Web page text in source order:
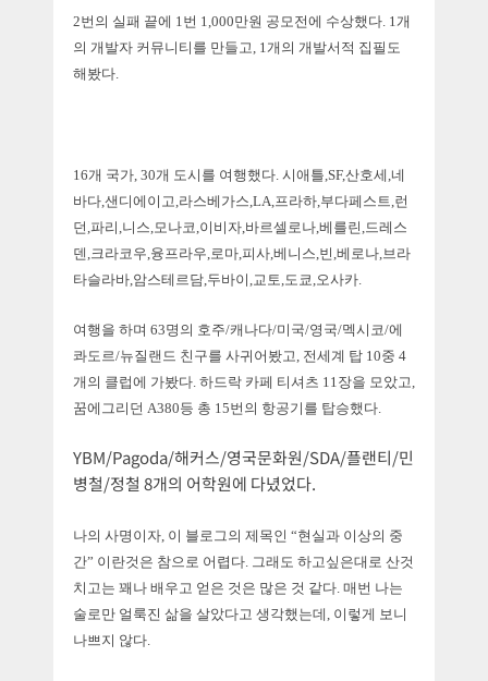
2번의 실패 끝에 1번 1,000만원 공모전에 수상했다. 1개
의 개발자 커뮤니티를 만들고, 1개의 개발서적 집필도
해봤다.
16개 국가, 30개 도시를 여행했다. 시애틀,SF,산호세,네
바다,샌디에이고,라스베가스,LA,프라하,부다페스트,런
던,파리,니스,모나코,이비자,바르셀로나,베를린,드레스
덴,크라코우,융프라우,로마,피사,베니스,빈,베로나,브라
타슬라바,암스테르담,두바이,교토,도쿄,오사카.
여행을 하며 63명의 호주/캐나다/미국/영국/멕시코/에
콰도르/뉴질랜드 친구를 사귀어봤고, 전세계 탑 10중 4
개의 클럽에 가봤다. 하드락 카페 티셔츠 11장을 모았고,
꿈에그리던 A380등 총 15번의 항공기를 탑승했다.
YBM/Pagoda/해커스/영국문화원/SDA/플랜티/민
병철/정철 8개의 어학원에 다녔었다.
나의 사명이자, 이 블로그의 제목인 “현실과 이상의 중
간” 이란것은 참으로 어렵다. 그래도 하고싶은대로 산것
치고는 꽤나 배우고 얻은 것은 많은 것 같다. 매번 나는
술로만 얼룩진 삶을 살았다고 생각했는데, 이렇게 보니
나쁘지 않다.